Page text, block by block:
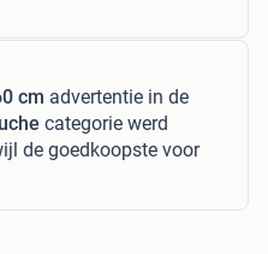
cm advertentie in de
categorie werd
de goedkoopste voor